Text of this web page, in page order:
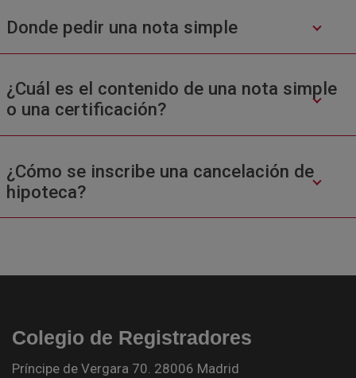
Donde pedir una nota simple
¿Cuál es el contenido de una nota simple
o una certificación?
¿Cómo se inscribe una cancelación de
hipoteca?
Colegio de Registradores
Príncipe de Vergara 70. 28006 Madrid